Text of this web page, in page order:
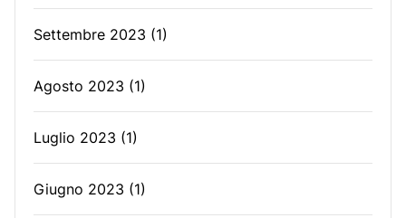
Settembre 2023 (1)
Agosto 2023 (1)
Luglio 2023 (1)
Giugno 2023 (1)